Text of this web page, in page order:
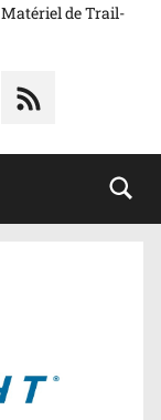
de Trail-
Élément
menu